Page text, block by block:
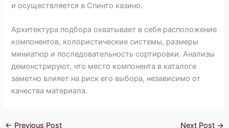
и осуществляется в Спинто казино.
Архитектура подбора охватывает в себя расположение
компонентов, колористические системы, размеры
миниатюр и последовательность сортировки. Анализы
демонстрируют, что место компонента в каталоге
заметно влияет на риск его выбора, независимо от
качества материала.
← Previous Post Next Post →